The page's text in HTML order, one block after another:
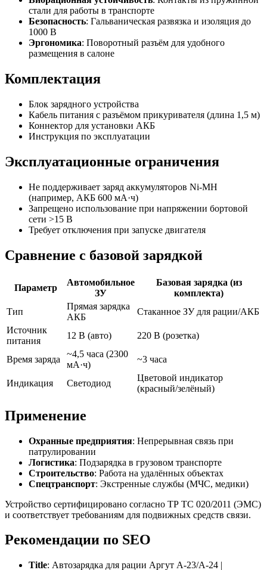
стали для работы в транспорте
Безопасность: Гальваническая развязка и изоляция до
1000 В
Эргономика: Поворотный разъём для удобного
размещения в салоне
Комплектация
Блок зарядного устройства
Кабель питания с разъёмом прикуривателя (длина 1,5 м)
Коннектор для установки АКБ
Инструкция по эксплуатации
Эксплуатационные ограничения
Не поддерживает заряд аккумуляторов Ni-MH
(например, АКБ 600 мА·ч)
Запрещено использование при напряжении бортовой
сети >15 В
Требует отключения при запуске двигателя
Сравнение с базовой зарядкой
Параметр
Автомобильное
ЗУ
Базовая зарядка (из
комплекта)
Тип
Прямая зарядка
АКБ
Стаканное ЗУ для рации/АКБ
Источник
питания
12 В (авто) 220 В (розетка)
Время заряда
~4,5 часа (2300
мА·ч)
~3 часа
Индикация Светодиод
Цветовой индикатор
(красный/зелёный)
Применение
Охранные предприятия: Непрерывная связь при
патрулировании
Логистика: Подзарядка в грузовом транспорте
Строительство: Работа на удалённых объектах
Спецтранспорт: Экстренные службы (МЧС, медики)
Устройство сертифицировано согласно ТР ТС 020/2011 (ЭМС)
и соответствует требованиям для подвижных средств связи.
Рекомендации по SEO
Title: Автозарядка для рации Аргут А-23/А-24 |